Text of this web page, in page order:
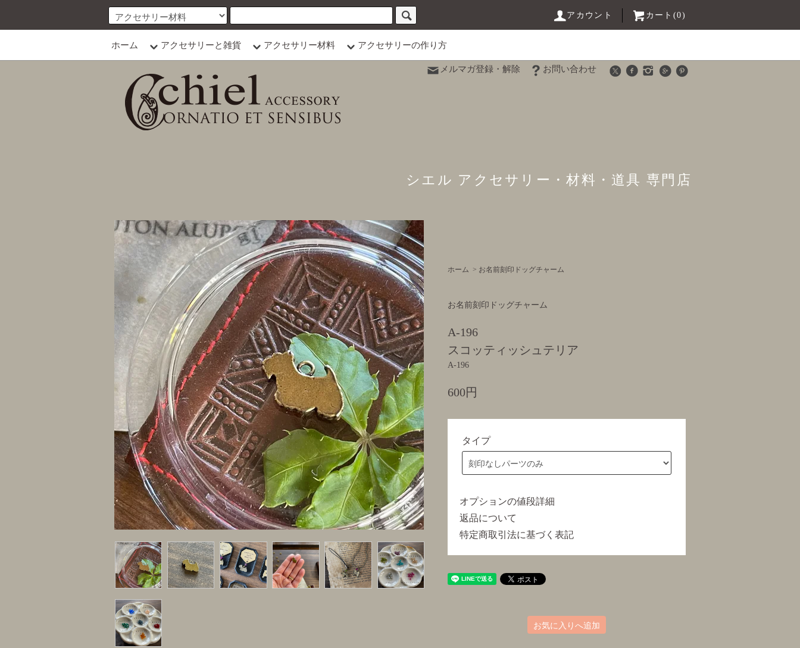
アカウント カート(0)
ホーム アクセサリーと雑貨 アクセサリー材料 アクセサリーの作り方
メルマガ登録・解除 お問い合わせ
シエル アクセサリー・材料・道具 専門店
ホーム > お名前刻印ドッグチャーム
お名前刻印ドッグチャーム
A-196
スコッティッシュテリア
A-196
600円
タイプ
オプションの値段詳細
返品について
特定商取引法に基づく表記
お気に入りへ追加